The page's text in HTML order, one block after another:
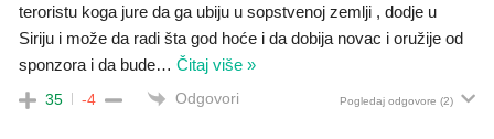
teroristu koga jure da ga ubiju u sopstvenoj zemlji , dodje u
Siriju i može da radi šta god hoće i da dobija novac i oružije od
sponzora i da bude… Čitaj više »
35 -4 Odgovori Pogledaj odgovore (2)